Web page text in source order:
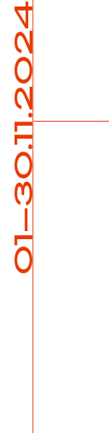
01—30.11.2024